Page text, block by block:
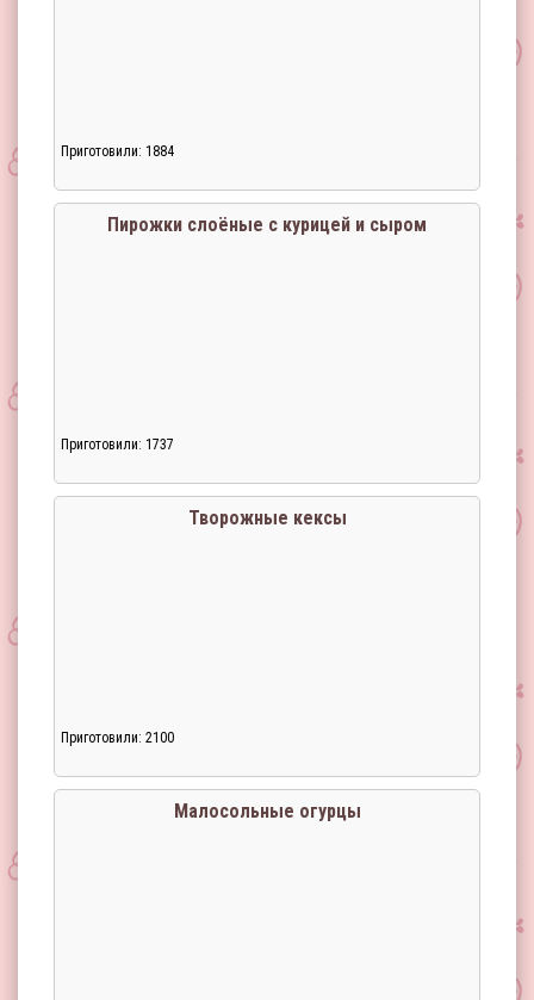
Приготовили: 1884
Пирожки слоёные с курицей и сыром
Приготовили: 1737
Творожные кексы
Приготовили: 2100
Малосольные огурцы